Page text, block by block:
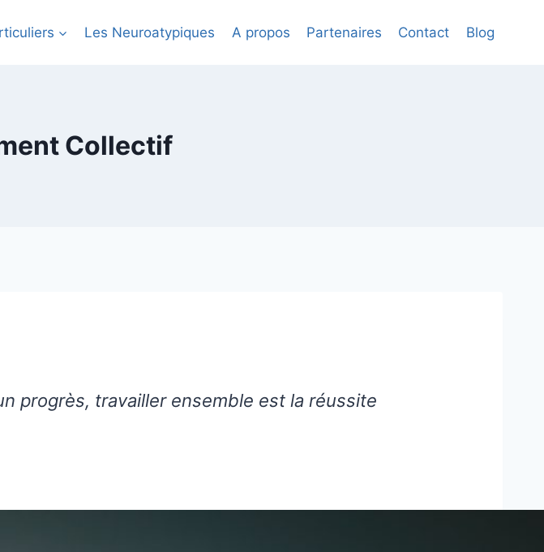
Les Neuroatypiques A propos Partenaires Contact Blog
Collectif
progrès, travailler ensemble est la réussite